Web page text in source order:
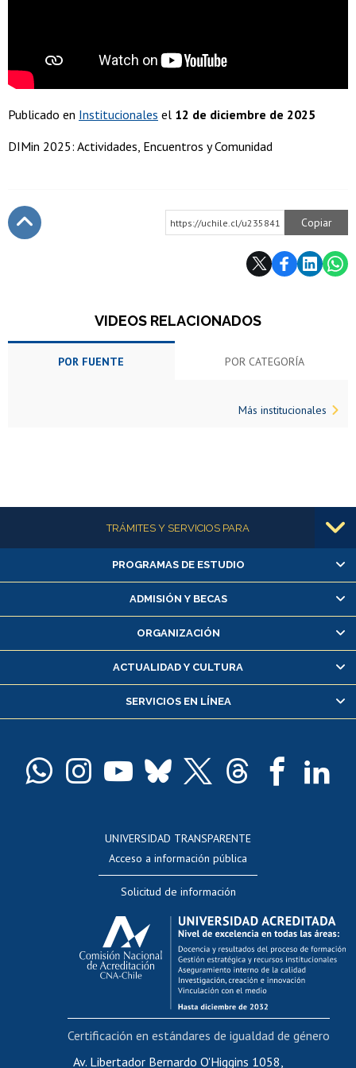
Publicado en Institucionales el 12 de diciembre de 2025
DIMin 2025: Actividades, Encuentros y Comunidad
https://uchile.cl/u235841 Copiar
VIDEOS RELACIONADOS
POR FUENTE POR CATEGORÍA
Más institucionales
Más informaciónTRÁMITES Y SERVICIOS PARA
Alumnas/os y exalumnas/os
Matrícula en línea
Inscripción y cambio de asignaturas
Consulta y certificado de notas
Servicio médico y dental
Pago de arancel y crédito alumnos
Docentes
Evaluación docente
Calificación académica
Postulación al AUCAI
Funcionarias/os
Cursos internos de capacitación
Bienestar del personal
Portal de movilidad interna
Certificado de renta
PROGRAMAS DE ESTUDIO
ADMISIÓN Y BECAS
ORGANIZACIÓN
ACTUALIDAD Y CULTURA
SERVICIOS EN LÍNEA
UNIVERSIDAD TRANSPARENTE
Acceso a información pública
Solicitud de información
Av. Libertador Bernardo O'Higgins 1058,
Certificación en estándares de igualdad de género